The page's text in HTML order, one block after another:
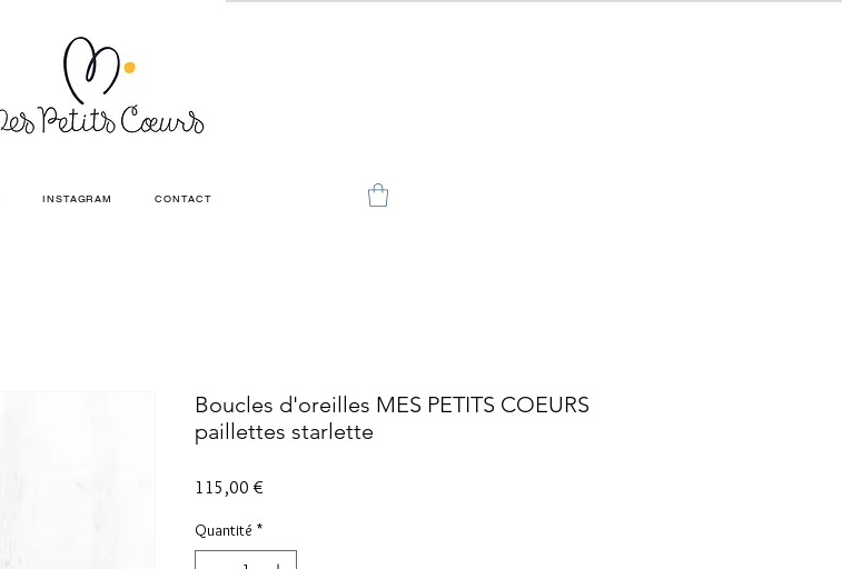
INSTAGRAM CONTACT
Boucles d'oreilles MES PETITS COEURS
paillettes starlette
115,00 €
Quantité *